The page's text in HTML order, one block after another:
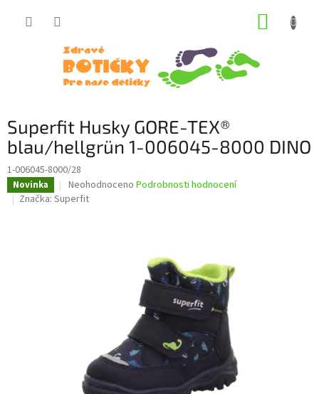
Superfit Husky GORE-TEX®
blau/hellgrün 1-006045-8000 DINO
1-006045-8000/28
Novinka
Průměrné
hodnocení
Neohodnoceno Podrobnosti hodnocení
Značka: Superfit